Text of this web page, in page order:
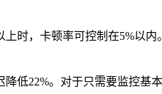
时，卡顿率可控制在5%以内
低22%。对于只需要监控基